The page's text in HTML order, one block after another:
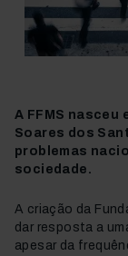
A FFMS nasceu
Soares dos
problemas
sociedade.
A criação da
dar resposta a
apesar da